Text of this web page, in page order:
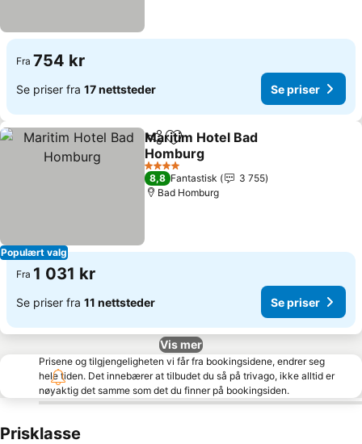
Fra 754 kr
Se priser fra 17 nettsteder Se priser
Populært valg
Del Legg til i favoritter
Maritim Hotel Bad
Homburg
4 Stjerner
8,8 Fantastisk
3 755
Bad Homburg
Fra 1 031 kr
Se priser fra 11 nettsteder Se priser
Vis mer
Prisene og tilgjengeligheten vi får fra bookingsidene, endrer seg
hele tiden. Det innebærer at tilbudet du så på trivago, ikke alltid er
nøyaktig det samme som det du finner på bookingsiden.
Prisklasse